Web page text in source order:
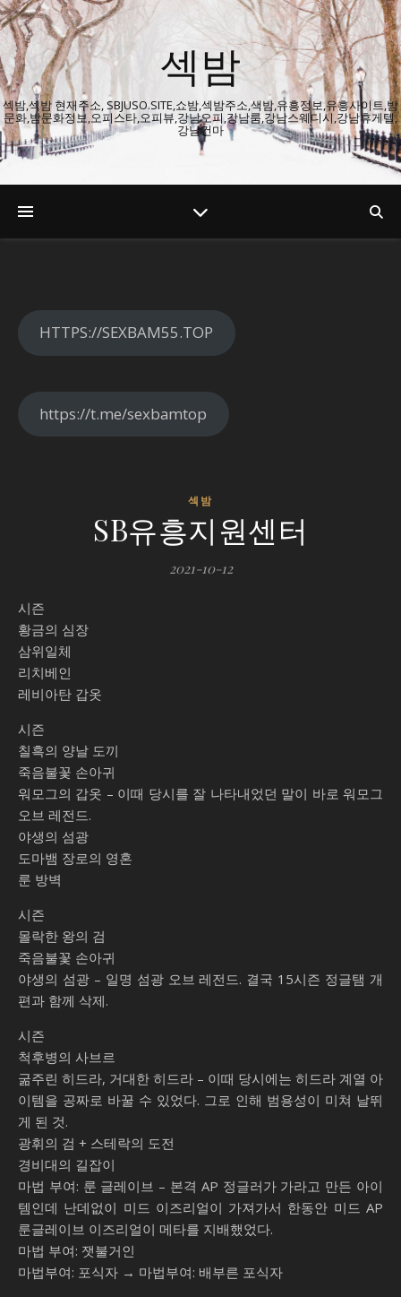
섹밤
섹밤,섹밤 현재주소, SBJUSO.SITE,쇼밤,섹밤주소,색밤,유흥정보,유흥사이트,밤
문화,밤문화정보,오피스타,오피뷰,강남오피,강남룸,강남스웨디시,강남휴게텔,
강남건마
HTTPS://SEXBAM55.TOP
https://t.me/sexbamtop
섹밤
SB유흥지원센터
2021-10-12
시즌
황금의 심장
삼위일체
리치베인
레비아탄 갑옷
시즌
칠흑의 양날 도끼
죽음불꽃 손아귀
워모그의 갑옷 – 이때 당시를 잘 나타내었던 말이 바로 워모그
오브 레전드.
야생의 섬광
도마뱀 장로의 영혼
룬 방벽
시즌
몰락한 왕의 검
죽음불꽃 손아귀
야생의 섬광 – 일명 섬광 오브 레전드. 결국 15시즌 정글탬 개
편과 함께 삭제.
시즌
척후병의 사브르
굶주린 히드라, 거대한 히드라 – 이때 당시에는 히드라 계열 아
이템을 공짜로 바꿀 수 있었다. 그로 인해 범용성이 미쳐 날뛰
게 된 것.
광휘의 검 + 스테락의 도전
경비대의 길잡이
마법 부여: 룬 글레이브 – 본격 AP 정글러가 가라고 만든 아이
템인데 난데없이 미드 이즈리얼이 가져가서 한동안 미드 AP
룬글레이브 이즈리얼이 메타를 지배했었다.
마법 부여: 잿불거인
마법부여: 포식자 → 마법부여: 배부른 포식자